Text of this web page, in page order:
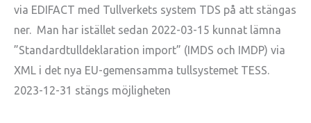
via EDIFACT med Tullverkets system TDS på att stängas
ner. Man har istället sedan 2022-03-15 kunnat lämna
”Standardtulldeklaration import” (IMDS och IMDP) via
XML i det nya EU-gemensamma tullsystemet TESS.
2023-12-31 stängs möjligheten